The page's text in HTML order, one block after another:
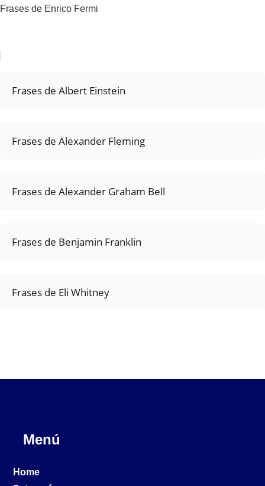
Frases de Enrico Fermi
Frases de Albert Einstein
Frases de Alexander Fleming
Frases de Alexander Graham Bell
Frases de Benjamin Franklin
Frases de Eli Whitney
Menú
Home